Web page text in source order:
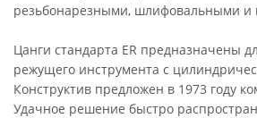
резьбонарезными, шлифовальными и
Цанги стандарта ER предназначены
режущего инструмента с
Конструктив предложен в 1973 году
Удачное решение быстро